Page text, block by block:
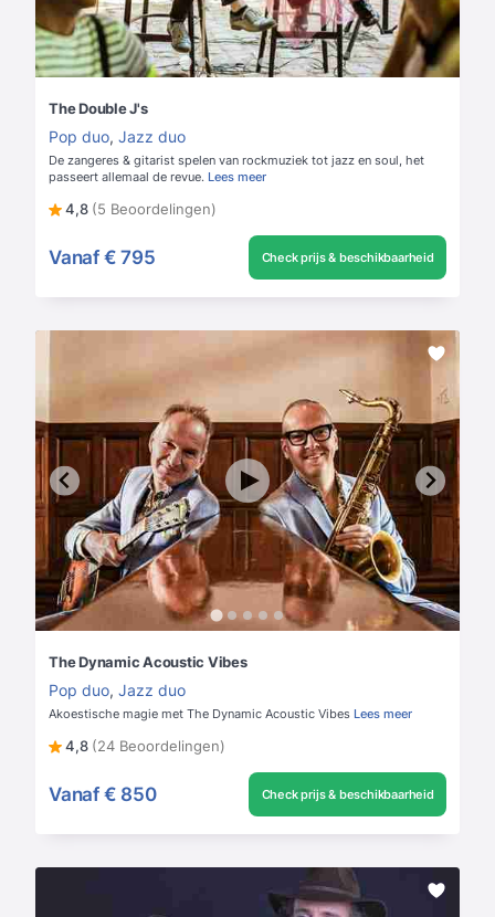
The Double J's
Pop duo, Jazz duo
De zangeres & gitarist spelen van rockmuziek tot jazz en soul, het
passeert allemaal de revue. Lees meer
4,8 (5 Beoordelingen)
Vanaf € 795 Check prijs & beschikbaarheid
The Dynamic Acoustic Vibes
Pop duo, Jazz duo
Akoestische magie met The Dynamic Acoustic Vibes Lees meer
4,8 (24 Beoordelingen)
Vanaf € 850 Check prijs & beschikbaarheid